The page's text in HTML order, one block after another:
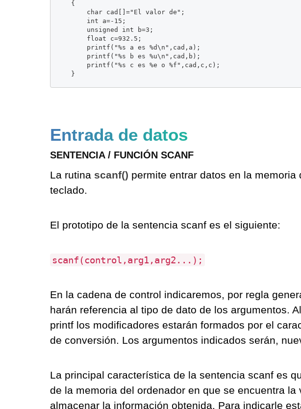
Entrada de datos
SENTENCIA / FUNCIÓN SCANF
La rutina scanf() permite entrar datos en la memoria
teclado.
El prototipo de la sentencia scanf es el siguiente:
scanf(control,arg1,arg2...);
En la cadena de control indicaremos, por regla
harán referencia al tipo de dato de los argumentos.
printf los modificadores estarán formados por el
de conversión. Los argumentos indicados serán,
La principal característica de la sentencia scanf es
de la memoria del ordenador en que se encuentra la
almacenar la información obtenida. Para indicarle